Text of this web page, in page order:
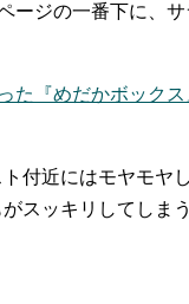
ージの一番下に、
た『めだかボック
ト付近にはモヤモヤ
スッキリしてしまう